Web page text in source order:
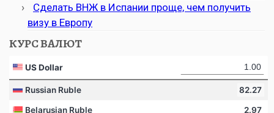
Сделать ВНЖ в Испании проще, чем получить
визу в Европу
КУРС ВАЛЮТ